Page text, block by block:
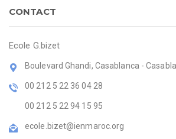
CONTACT
Ecole G.bizet
Boulevard Ghandi, Casablanca -
00 212 5 22 36 04 28
00 212 5 22 94 15 95
ecole.bizet@ienmaroc.org